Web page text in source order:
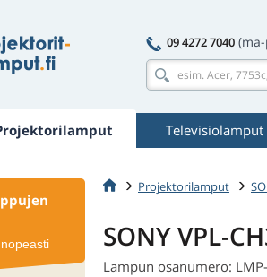
09 4272 7040
Televisiolamput
Projektorilamput
SONY VPL-
Lampun osanumero: